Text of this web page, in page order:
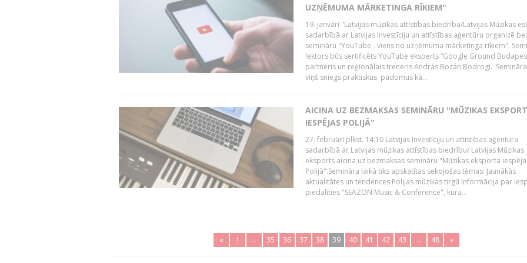
UZŅĒMUMA MĀRKETINGA RĪKIEM"
19. janvārī "Latvijas mūzikas attīstības biedrība/Latvijas Mūzikas
sadarbībā ar Latvijas Investīciju un attīstības aģentūru organizē
semināru "YouTube - viens no uzņēmuma mārketinga rīkiem".
lektors būs sertificēts YouTube eksperts “Google Ground
partneris un reģionālais treneris András Bozán Bodrogi.
viņš sniegs praktiskus padomus kā...
AICINA UZ BEZMAKSAS SEMINĀRU "MŪZIKAS
IESPĒJAS POLIJĀ"
27. februārī plkst. 14:10 Latvijas Investīciju un attīstības aģentūra
sadarbībā ar Latvijas mūzikas attīstības biedrību/ Latvijas Mūzikas
eksports aicina uz bezmaksas semināru "Mūzikas eksporta
Polijā".Semināra laikā tiks apskatītas sekojošas tēmas: Jaunākās
aktualitātes un tendences Polijas mūzikas tirgū Informācija par
piedalīties "SEAZON Music & Conference", kura...
« 1 .. 35 36 37 38 39 40 41 42 43 .. 48 »